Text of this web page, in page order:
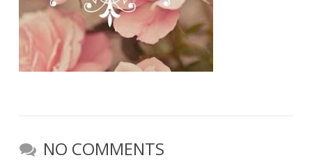
NO COMMENTS